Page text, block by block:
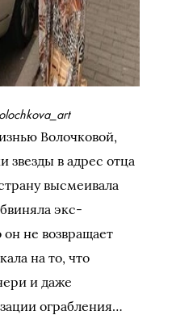
Волочковой,
звезды в адрес отца
высмеивала
экс-
не возвращает
на то, что
и даже
ограбления…